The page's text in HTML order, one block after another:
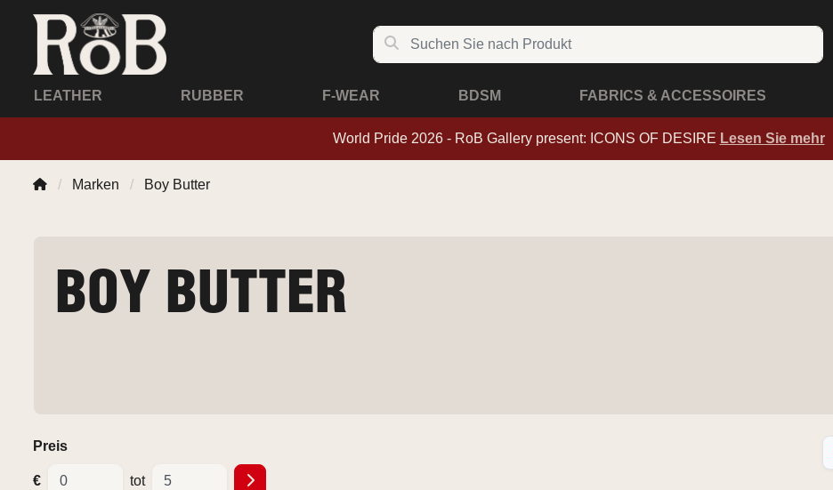
LEATHER RUBBER F-WEAR BDSM FABRICS & ACCESSOIRES
World Pride 2026 - RoB Gallery present: ICONS OF DESIRE Lesen Sie mehr
Marken Boy Butter
BOY BUTTER
Preis
€ tot